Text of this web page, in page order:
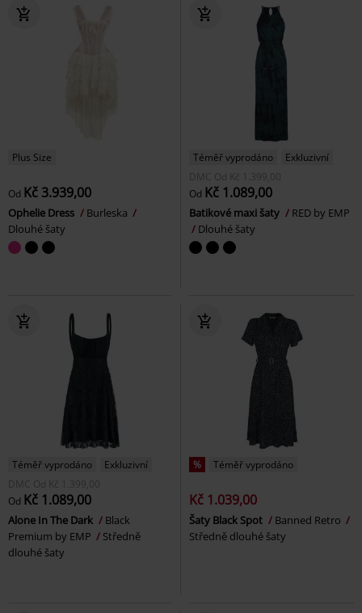
Plus Size
Od Kč 3.939,00
Ophelie Dress
Burleska
Dlouhé šaty
Téměř vyprodáno
Exkluzivní
DMC Od Kč 1.399,00
Od Kč 1.089,00
Batikové maxi šaty
RED by EMP
Dlouhé šaty
Téměř vyprodáno
Exkluzivní
DMC Od Kč 1.399,00
Od Kč 1.089,00
Alone In The Dark
Black
Premium by EMP
Středně
dlouhé šaty
% Téměř vyprodáno
Kč 1.039,00
Šaty Black Spot
Banned Retro
Středně dlouhé šaty